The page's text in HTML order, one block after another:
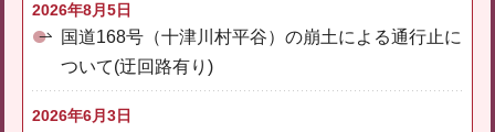
2026年8月5日
国道168号（十津川村平谷）の崩土による通行止に
ついて(迂回路有り)
2026年6月3日